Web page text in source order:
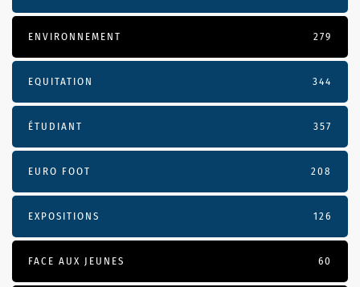
ENVIRONNEMENT 279
EQUITATION 344
ÉTUDIANT 357
EURO FOOT 208
EXPOSITIONS 126
FACE AUX JEUNES 60